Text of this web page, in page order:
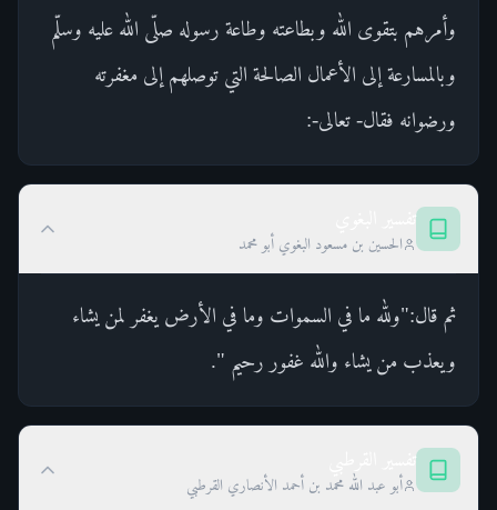
وأمرهم بتقوى الله وبطاعته وطاعة رسوله صلّى الله عليه وسلّم
وبالمسارعة إلى الأعمال الصالحة التي توصلهم إلى مغفرته
ورضوانه فقال- تعالى-:
الحسين بن مسعود البغوي أبو محمد
ثم قال:"ولله ما في السموات وما في الأرض يغفر لمن يشاء
ويعذب من يشاء والله غفور رحيم ".
أبو عبد الله محمد بن أحمد الأنصاري القرطبي